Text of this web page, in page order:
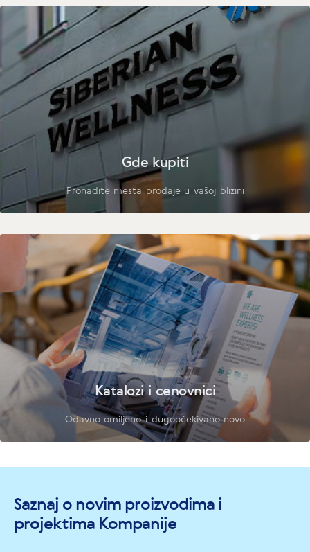
Gde kupiti
Pronađite mesta prodaje u vašoj blizini
Katalozi i cenovnici
Odavno omiljeno i dugoočekivano novo
Saznaj o novim proizvodima i
projektima Kompanije